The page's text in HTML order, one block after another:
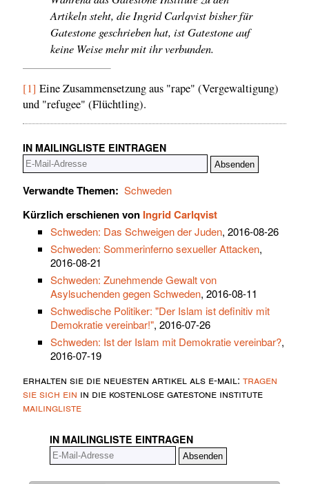
Artikeln steht, die Ingrid Carlqvist bisher für
Gatestone geschrieben hat, ist Gatestone auf
keine Weise mehr mit ihr verbunden.
[1] Eine Zusammensetzung aus "rape" (Vergewaltigung)
und "refugee" (Flüchtling).
IN MAILINGLISTE EINTRAGEN
Verwandte Themen: Schweden
Kürzlich erschienen von Ingrid Carlqvist
Schweden: Das Schweigen der Juden, 2016-08-26
Schweden: Sommerinferno sexueller Attacken,
2016-08-21
Schweden: Zunehmende Gewalt von
Asylsuchenden gegen Schweden, 2016-08-11
Schwedische Politiker: "Der Islam ist definitiv mit
Demokratie vereinbar!", 2016-07-26
Schweden: Ist der Islam mit Demokratie vereinbar?,
2016-07-19
erhalten sie die neuesten artikel als e-mail: tragen
sie sich ein in die kostenlose gatestone institute
mailingliste
IN MAILINGLISTE EINTRAGEN